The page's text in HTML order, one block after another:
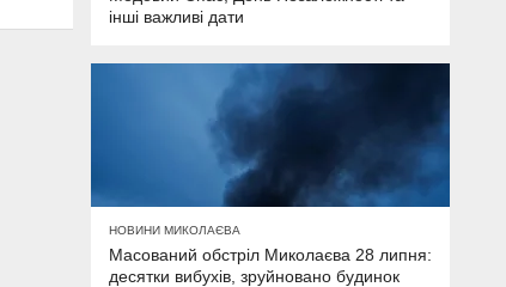
інші важливі дати
НОВИНИ МИКОЛАЄВА
Масований обстріл Миколаєва 28 липня:
десятки вибухів, зруйновано будинок